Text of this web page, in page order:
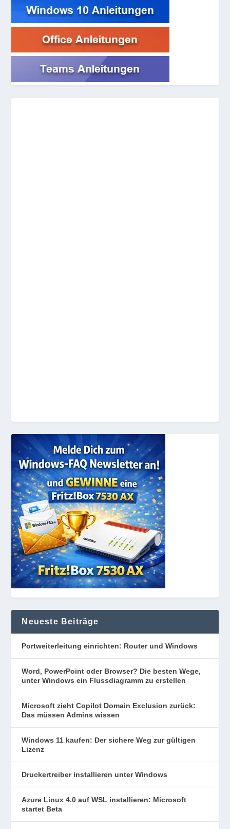
Neueste Beiträge
Portweiterleitung einrichten: Router und Windows
Word, PowerPoint oder Browser? Die besten Wege,
unter Windows ein Flussdiagramm zu erstellen
Microsoft zieht Copilot Domain Exclusion zurück:
Das müssen Admins wissen
Windows 11 kaufen: Der sichere Weg zur gültigen
Lizenz
Druckertreiber installieren unter Windows
Azure Linux 4.0 auf WSL installieren: Microsoft
startet Beta